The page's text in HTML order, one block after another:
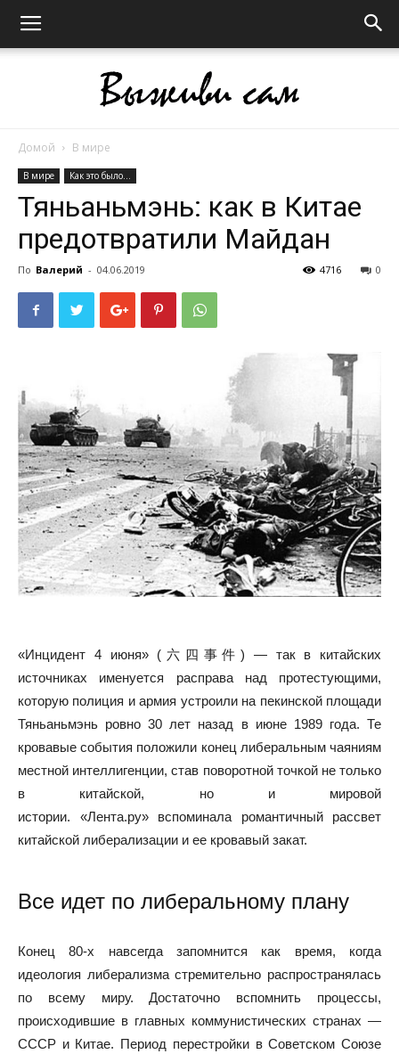
сам
Домой В мире
В мире Как это было...
Тяньаньмэнь: как в Китае
предотвратили Майдан
По Валерий - 04.06.2019 0
4716
«Инцидент 4 июня» (六四事件) — так в китайских
источниках именуется расправа над протестующими,
которую полиция и армия устроили на пекинской площади
Тяньаньмэнь ровно 30 лет назад в июне 1989 года. Те
кровавые события положили конец либеральным чаяниям
местной интеллигенции, став поворотной точкой не только
в китайской, но и мировой
истории. «Лента.ру» вспоминала романтичный рассвет
китайской либерализации и ее кровавый закат.
Все идет по либеральному плану
Конец 80-х навсегда запомнится как время, когда
идеология либерализма стремительно распространялась
по всему миру. Достаточно вспомнить процессы,
происходившие в главных коммунистических странах —
СССР и Китае. Период перестройки в Советском Союзе